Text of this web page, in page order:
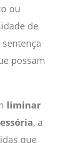
ou
de
possam
liminar
, a
que